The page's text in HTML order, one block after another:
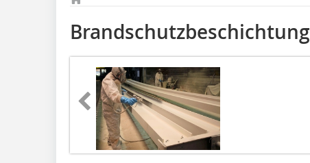
Brandschutzbeschichtung